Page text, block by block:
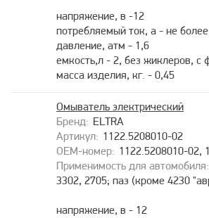
напряжение, в -12
потребляемый ток, а - не
давление, атм - 1,6
емкость,л - 2, без жиклеров, с
масса изделия, кг. - 0,45
ELTRA
1122.5208010-02
1122.5208010-02,
Омыватель электрический
3302, 2705; паз (кроме 4230
напряжение, в - 12